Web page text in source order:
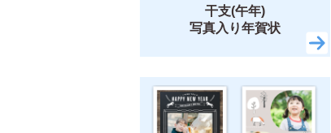
ディズニー
すみっコぐらし
干支(午年)
写真入り年賀状